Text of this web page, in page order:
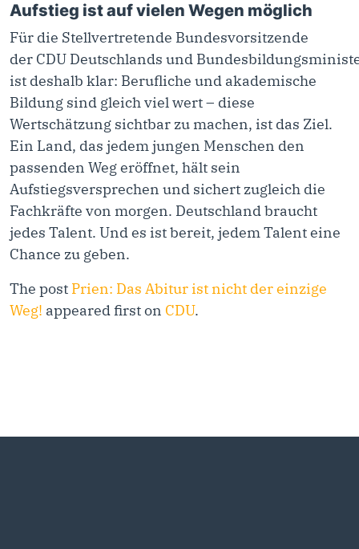
Aufstieg ist auf vielen Wegen möglich
Für die Stellvertretende Bundesvorsitzende
der CDU Deutschlands und
ist deshalb klar: Berufliche und akademische
Bildung sind gleich viel wert – diese
Wertschätzung sichtbar zu machen, ist das Ziel.
Ein Land, das jedem jungen Menschen den
passenden Weg eröffnet, hält sein
Aufstiegsversprechen und sichert zugleich die
Fachkräfte von morgen. Deutschland braucht
jedes Talent. Und es ist bereit, jedem Talent eine
Chance zu geben.
The post Prien: Das Abitur ist nicht der einzige
Weg! appeared first on CDU.